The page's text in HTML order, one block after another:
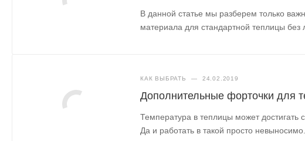
В данной статье мы разберем только
материала для стандартной теплицы без
КАК ВЫБРАТЬ — 24.02.2019
Дополнительные форточки для
Температура в теплицы может достигать
Да и работать в такой просто невыносимо.